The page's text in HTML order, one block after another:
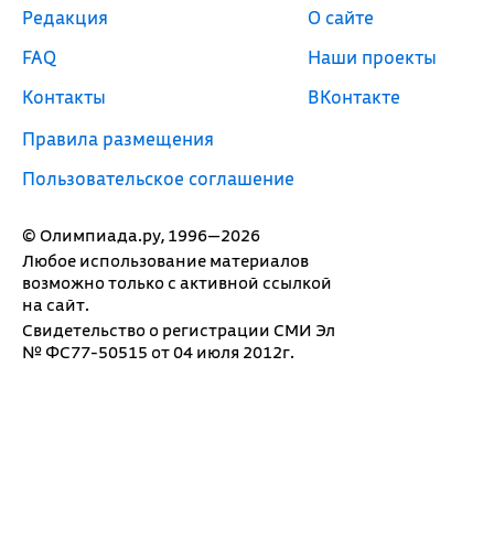
© Олимпиада.ру, 1996—2026
Любое использование материалов
возможно только с активной ссылкой
на сайт.
Свидетельство о регистрации СМИ Эл
№ ФС77-50515 от 04 июля 2012г.
Редакция
FAQ
Контакты
Правила размещения
Пользовательское соглашение
О сайте
Наши проекты
ВКонтакте